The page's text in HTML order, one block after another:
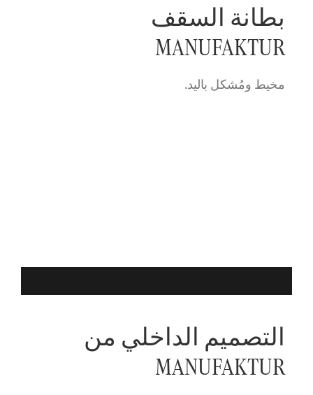
بطانة السقف
MANUFAKTUR
مخيط ومُشكل باليد.
التصميم الداخلي من
MANUFAKTUR